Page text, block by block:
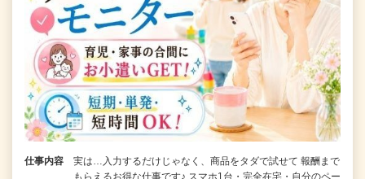
仕事内容
実は…入力するだけじゃなく、商品をタダで試せて 報酬まで
もらえるお得な仕事です♪ スマホ1台・完全在宅・自分のペー